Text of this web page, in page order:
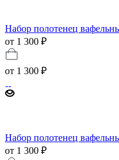
Набор полотенец
от 1 300 ₽
от 1 300 ₽
Набор полотенец
от 1 300 ₽